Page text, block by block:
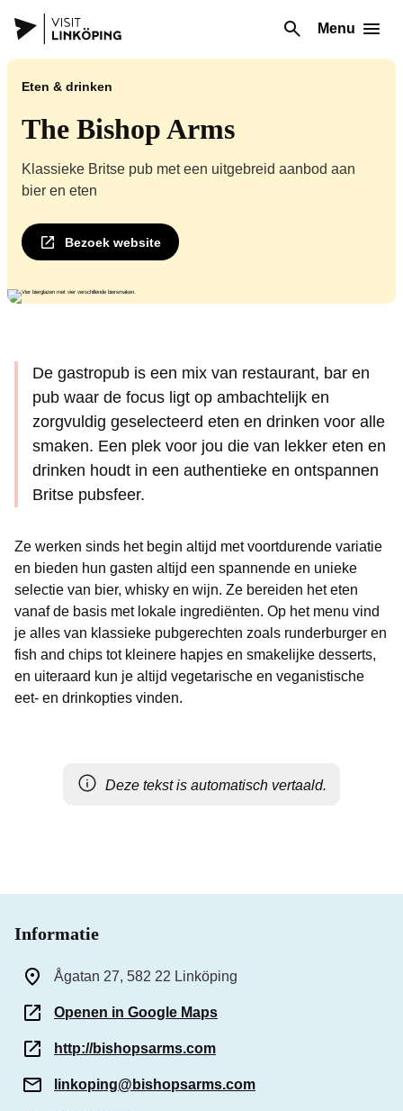
Menu
Eten & drinken
The Bishop Arms
Klassieke Britse pub met een uitgebreid aanbod aan
bier en eten
Bezoek website
De gastropub is een mix van restaurant, bar en
pub waar de focus ligt op ambachtelijk en
zorgvuldig geselecteerd eten en drinken voor alle
smaken. Een plek voor jou die van lekker eten en
drinken houdt in een authentieke en ontspannen
Britse pubsfeer.
Ze werken sinds het begin altijd met voortdurende variatie
en bieden hun gasten altijd een spannende en unieke
selectie van bier, whisky en wijn. Ze bereiden het eten
vanaf de basis met lokale ingrediënten. Op het menu vind
je alles van klassieke pubgerechten zoals runderburger en
fish and chips tot kleinere hapjes en smakelijke desserts,
en uiteraard kun je altijd vegetarische en veganistische
eet- en drinkopties vinden.
Deze tekst is automatisch vertaald.
Informatie
Ågatan 27, 582 22 Linköping
Openen in Google Maps
http://bishopsarms.com
linkoping@bishopsarms.com